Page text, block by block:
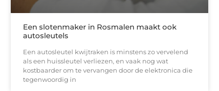
Een slotenmaker in Rosmalen maakt ook
autosleutels
Een autosleutel kwijtraken is minstens zo vervelend
als een huissleutel verliezen, en vaak nog wat
kostbaarder om te vervangen door de elektronica die
tegenwoordig in